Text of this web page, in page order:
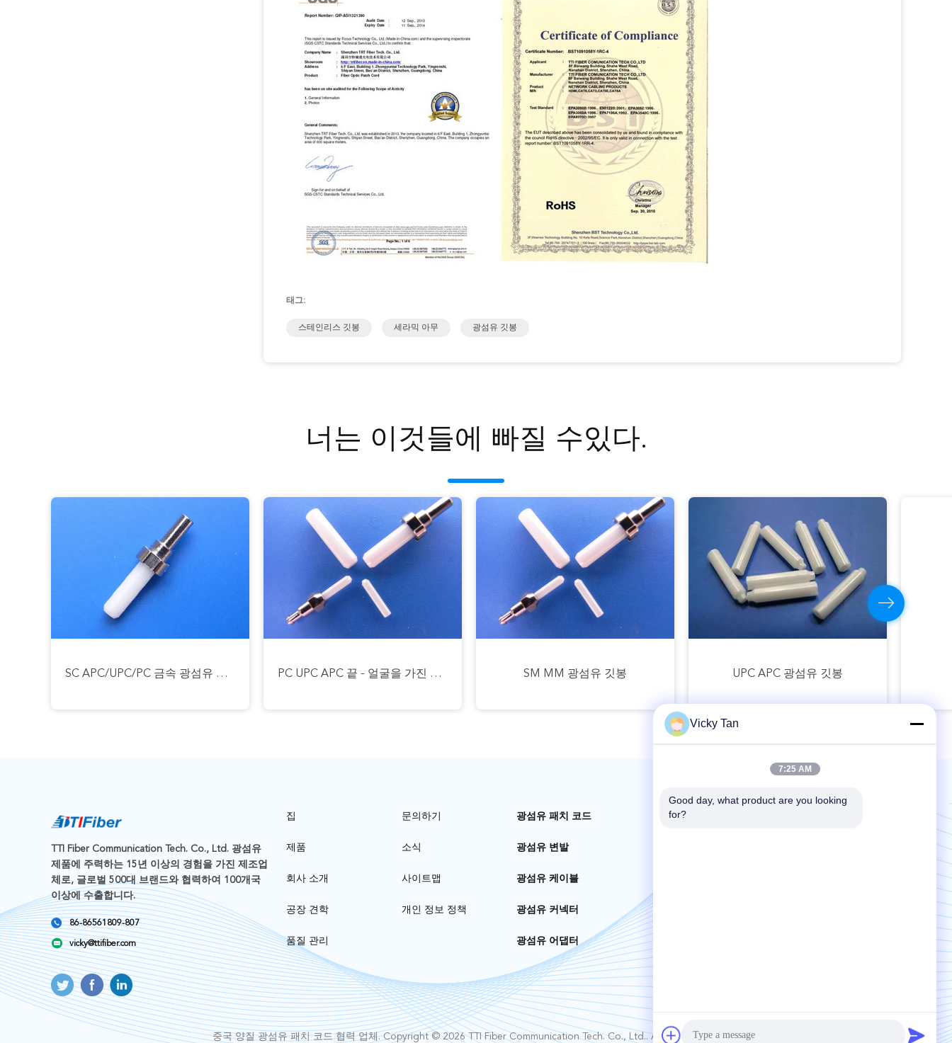
태그:
스테인리스 깃봉 세라믹 아무 광섬유 깃봉
너는 이것들에 빠질 수있다.
PC UPC APC 끝 - 얼굴을 가진 SM MM LC 광섬유 깃봉을 금속을 붙이십시오 SM MM 광섬유 깃봉 UPC APC 광섬유 깃봉
TTI Fiber Communication Tech. Co., Ltd. 광섬유
제품에 주력하는 15년 이상의 경험을 가진 제조업
체로, 글로벌 500대 브랜드와 협력하여 100개국
이상에 수출합니다.
86-86561809-807
vicky@ttifiber.com
집
제품
회사 소개
공장 견학
품질 관리
문의하기
소식
사이트맵
개인 정보 정책
광섬유 패치 코드
광섬유 변발
광섬유 케이블
광섬유 커넥터
광섬유 어댑터
중국 양질광섬유 패치 코드협력 업체. Copyright © 2026 TTI Fiber Communication Tech. Co., Ltd.. All Rights Reserved.
Vicky Tan
7:25 AM
Good day, what product are you looking
for?